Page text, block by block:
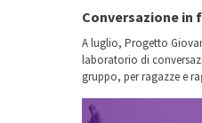
Conversazione in
A luglio, Progetto
laboratorio di
gruppo, per ragazze e